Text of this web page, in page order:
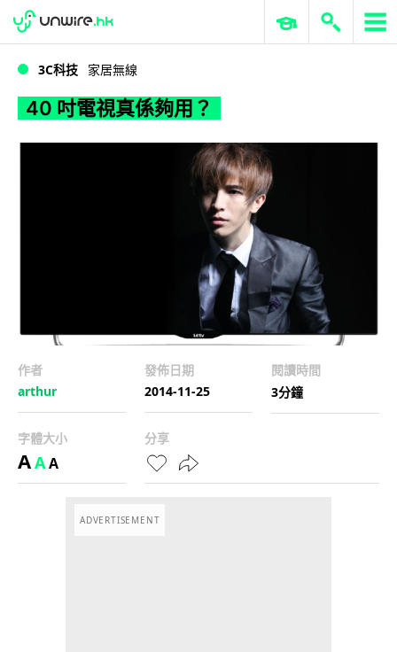
40 吋電視真係夠用？
WWDC 2026 ERP 與商業 AI
3C科技 家居無線
40 吋電視真係夠用？
作者
arthur
發佈日期
2014-11-25
閱讀時間
3分鐘
字體大小
AAA
分享
ADVERTISEMENT